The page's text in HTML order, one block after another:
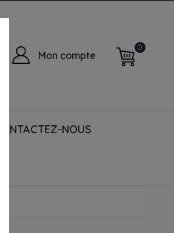
Mon compte
0
CONTACTEZ-NOUS